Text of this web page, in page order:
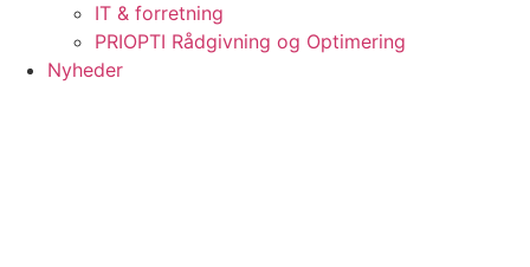
IT & forretning
PRIOPTI Rådgivning og Optimering
Nyheder